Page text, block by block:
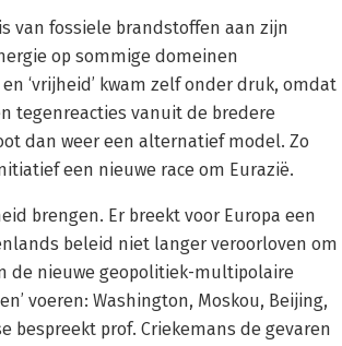
van fossiele brandstoffen aan zijn
op sommige domeinen
‘vrijheid’ kwam zelf onder druk, omdat
tegenreacties vanuit de bredere
dan weer een alternatief model. Zo
een nieuwe race om Eurazië.
brengen. Er breekt voor Europa een
beleid niet langer veroorloven om
de nieuwe geopolitiek-multipolaire
voeren: Washington, Moskou, Beijing,
bespreekt prof. Criekemans de gevaren